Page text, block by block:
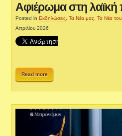
Αφιέρωμα στη
Posted in Εκδηλώσεις,Τα Νέα μας,Τα Νέα
Απριλίου 2026
Read more